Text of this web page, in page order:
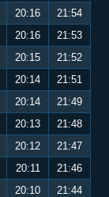
20:16
21:54
20:16
21:53
20:15
21:52
20:14
21:51
20:14
21:49
20:13
21:48
20:12
21:47
20:11
21:46
20:10
21:44